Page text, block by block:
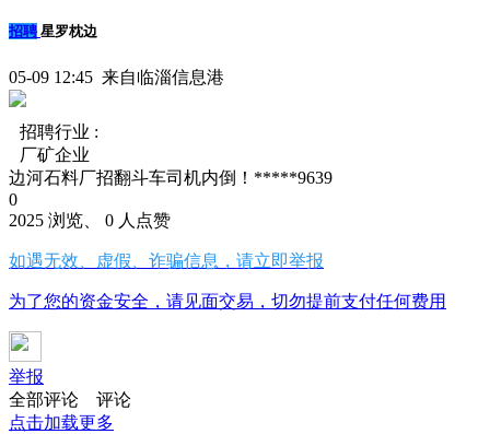
招聘 星罗枕边
05-09 12:45 来自临淄信息港
招聘行业 :
厂矿企业
边河石料厂招翻斗车司机内倒！*****9639
0
2025 浏览、 0 人点赞
如遇无效、虚假、诈骗信息，请立即举报
为了您的资金安全，请见面交易，切勿提前支付任何费用
举报
全部评论
评论
点击加载更多